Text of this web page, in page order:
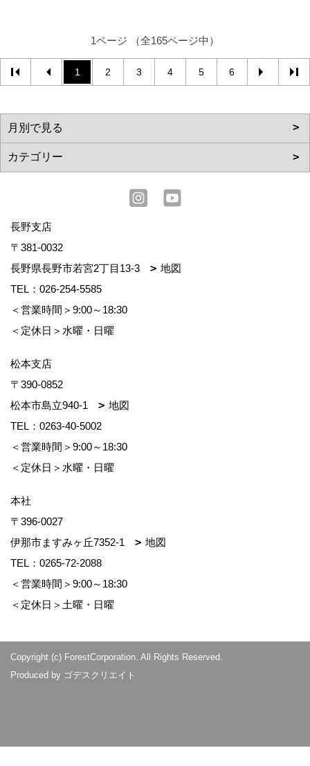
1ページ （全165ページ中）
1 2 3 4 5 6
長野支店
〒381-0032
長野県長野市若宮2丁目13-3
地図
TEL： 026-254-5585
＜営業時間＞9:00～18:30
＜定休日＞水曜・日曜
松本支店
〒390-0852
松本市島立940-1
地図
TEL： 0263-40-5002
＜営業時間＞9:00～18:30
＜定休日＞水曜・日曜
本社
〒396-0027
伊那市ますみヶ丘7352-1
地図
TEL： 0265-72-2088
＜営業時間＞9:00～18:30
＜定休日＞土曜・日曜
Copyright (c) ForestCorporation. All Rights Reserved.
Produced by ゴデスクリエイト